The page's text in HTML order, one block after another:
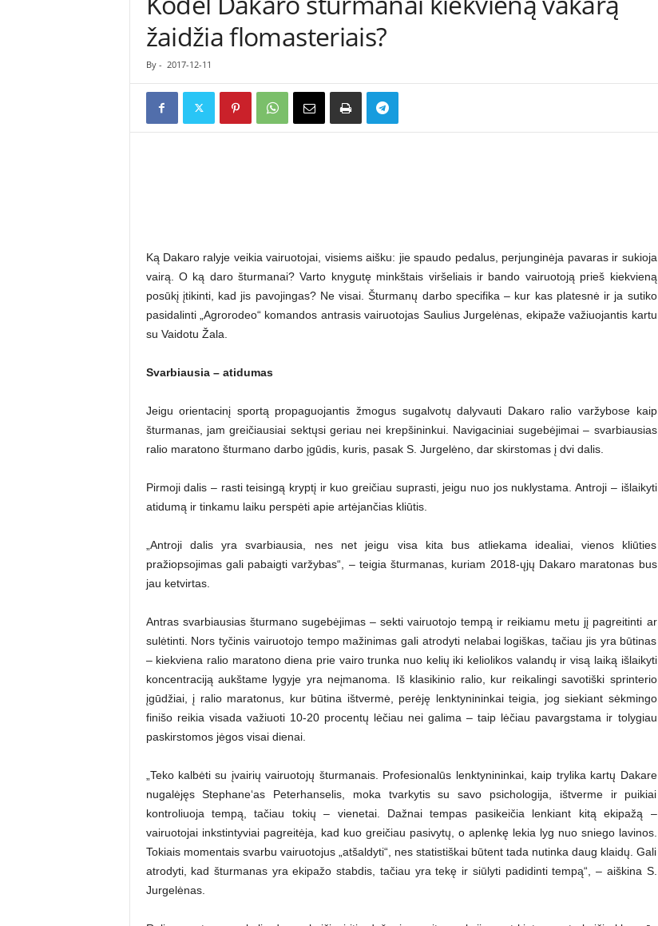
žaidžia flomasteriais?
By - 2017-12-11
Ką Dakaro ralyje veikia vairuotojai, visiems aišku: jie spaudo pedalus, perjunginėja pavaras ir sukioja
vairą. O ką daro šturmanai? Varto knygutę minkštais viršeliais ir bando vairuotoją prieš kiekvieną
posūkį įtikinti, kad jis pavojingas? Ne visai. Šturmanų darbo specifika – kur kas platesnė ir ja sutiko
pasidalinti „Agrorodeo“ komandos antrasis vairuotojas Saulius Jurgelėnas, ekipaže važiuojantis kartu
su Vaidotu Žala.
Svarbiausia – atidumas
Jeigu orientacinį sportą propaguojantis žmogus sugalvotų dalyvauti Dakaro ralio varžybose kaip
šturmanas, jam greičiausiai sektųsi geriau nei krepšininkui. Navigaciniai sugebėjimai – svarbiausias
ralio maratono šturmano darbo įgūdis, kuris, pasak S. Jurgelėno, dar skirstomas į dvi dalis.
Pirmoji dalis – rasti teisingą kryptį ir kuo greičiau suprasti, jeigu nuo jos nuklystama. Antroji – išlaikyti
atidumą ir tinkamu laiku perspėti apie artėjančias kliūtis.
„Antroji dalis yra svarbiausia, nes net jeigu visa kita bus atliekama idealiai, vienos kliūties
pražiopsojimas gali pabaigti varžybas“, – teigia šturmanas, kuriam 2018-ųjų Dakaro maratonas bus
jau ketvirtas.
Antras svarbiausias šturmano sugebėjimas – sekti vairuotojo tempą ir reikiamu metu jį pagreitinti ar
sulėtinti. Nors tyčinis vairuotojo tempo mažinimas gali atrodyti nelabai logiškas, tačiau jis yra būtinas
– kiekviena ralio maratono diena prie vairo trunka nuo kelių iki keliolikos valandų ir visą laiką išlaikyti
koncentraciją aukštame lygyje yra neįmanoma. Iš klasikinio ralio, kur reikalingi savotiški sprinterio
įgūdžiai, į ralio maratonus, kur būtina ištvermė, perėję lenktynininkai teigia, jog siekiant sėkmingo
finišo reikia visada važiuoti 10-20 procentų lėčiau nei galima – taip lėčiau pavargstama ir tolygiau
paskirstomos jėgos visai dienai.
„Teko kalbėti su įvairių vairuotojų šturmanais. Profesionalūs lenktynininkai, kaip trylika kartų Dakare
nugalėjęs Stephane‘as Peterhanselis, moka tvarkytis su savo psichologija, ištverme ir puikiai
kontroliuoja tempą, tačiau tokių – vienetai. Dažnai tempas pasikeičia lenkiant kitą ekipažą –
vairuotojai inkstintyviai pagreitėja, kad kuo greičiau pasivytų, o aplenkę lekia lyg nuo sniego lavinos.
Tokiais momentais svarbu vairuotojus „atšaldyti“, nes statistiškai būtent tada nutinka daug klaidų. Gali
atrodyti, kad šturmanas yra ekipažo stabdis, tačiau yra tekę ir siūlyti padidinti tempą“, – aiškina S.
Jurgelėnas.